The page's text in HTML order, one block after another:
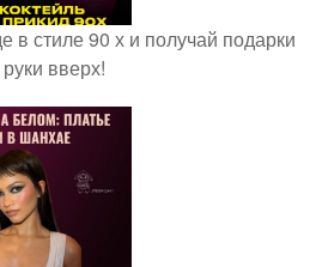
в стиле 90 х и получай подарки
вверх!